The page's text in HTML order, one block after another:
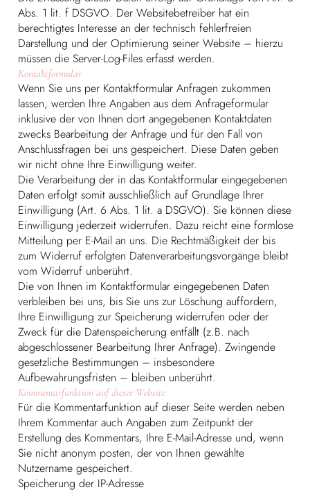
Abs. 1 lit. f DSGVO. Der Websitebetreiber hat ein
berechtigtes Interesse an der technisch fehlerfreien
Darstellung und der Optimierung seiner Website – hierzu
müssen die Server-Log-Files erfasst werden.
Kontaktformular
Wenn Sie uns per Kontaktformular Anfragen zukommen
lassen, werden Ihre Angaben aus dem Anfrageformular
inklusive der von Ihnen dort angegebenen Kontaktdaten
zwecks Bearbeitung der Anfrage und für den Fall von
Anschlussfragen bei uns gespeichert. Diese Daten geben
wir nicht ohne Ihre Einwilligung weiter.
Die Verarbeitung der in das Kontaktformular eingegebenen
Daten erfolgt somit ausschließlich auf Grundlage Ihrer
Einwilligung (Art. 6 Abs. 1 lit. a DSGVO). Sie können diese
Einwilligung jederzeit widerrufen. Dazu reicht eine formlose
Mitteilung per E-Mail an uns. Die Rechtmäßigkeit der bis
zum Widerruf erfolgten Datenverarbeitungsvorgänge bleibt
vom Widerruf unberührt.
Die von Ihnen im Kontaktformular eingegebenen Daten
verbleiben bei uns, bis Sie uns zur Löschung auffordern,
Ihre Einwilligung zur Speicherung widerrufen oder der
Zweck für die Datenspeicherung entfällt (z.B. nach
abgeschlossener Bearbeitung Ihrer Anfrage). Zwingende
gesetzliche Bestimmungen – insbesondere
Aufbewahrungsfristen – bleiben unberührt.
Kommentarfunktion auf dieser Website
Für die Kommentarfunktion auf dieser Seite werden neben
Ihrem Kommentar auch Angaben zum Zeitpunkt der
Erstellung des Kommentars, Ihre E-Mail-Adresse und, wenn
Sie nicht anonym posten, der von Ihnen gewählte
Nutzername gespeichert.
Speicherung der IP-Adresse